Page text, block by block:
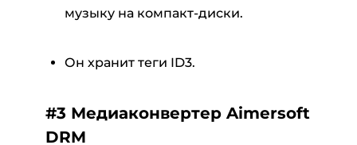
музыку на компакт-диски.
Он хранит теги ID3.
#3 Медиаконвертер Aimersoft
DRM